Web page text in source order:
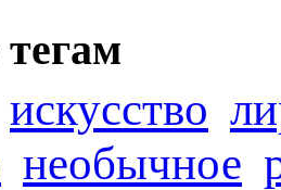
искусство
необычное